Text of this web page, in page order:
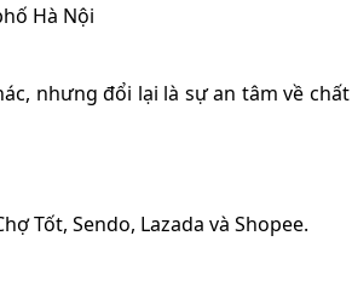
Hà Nội
nhưng đổi lại là sự an tâm về chất
Tốt, Sendo, Lazada và Shopee.